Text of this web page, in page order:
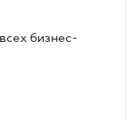
бизнес-